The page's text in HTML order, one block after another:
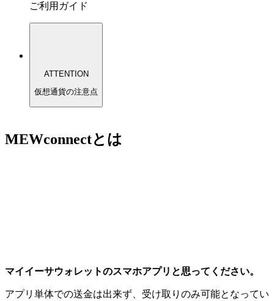
ご利用ガイド
ATTENTION
仮想通貨の注意点
MEWconnectとは
マイイーサウォレットのスマホアプリと思ってください。
アプリ単体での送金は出来ず、受け取りのみ可能となってい